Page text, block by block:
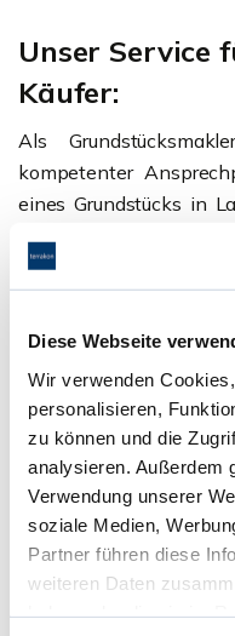
Diese Webseite
Wir verwenden
personalisieren,
zu können und die
analysieren. Außerdem
Verwendung unserer
soziale Medien,
Partner führen diese
weiteren Daten
Unser Service
Käufer:
Als
kompetenter
eines Grundstücks in
vertreten Sie und Ihre
Verkaufsprozesses. In
einer Landbegehung
Ziele. Als
Traumschlössern und
die ehrliche
erfolgreichen
Grundstücks in Langen.
Wenn Sie mehr über
erfahren möchten,
oder kontaktieren
vereinbaren wir